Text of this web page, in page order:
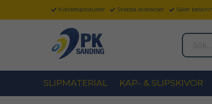
Kvalitetsprodukter Snabba leveranser Säker
Sök...
SLIPMATERIAL KAP- & SLIPSKIVOR